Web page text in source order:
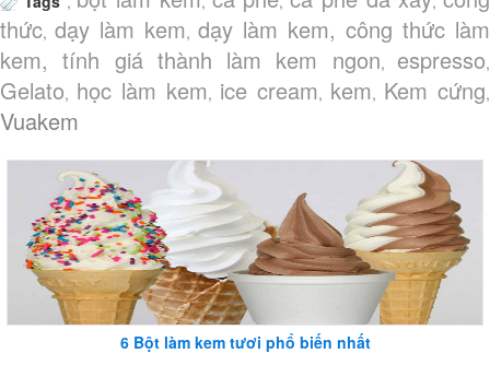
thức, dạy làm kem, dạy làm kem, công thức làm
kem, tính giá thành làm kem ngon, espresso,
Gelato, học làm kem, ice cream, kem, Kem cứng,
Vuakem
6 Bột làm kem tươi phổ biến nhất